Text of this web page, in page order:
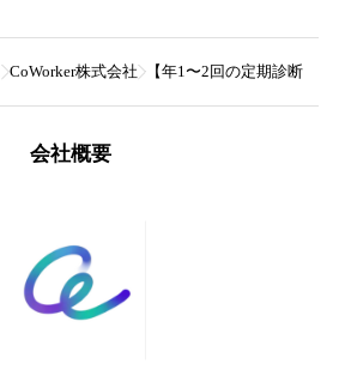
CoWorker株式会社 【年1〜2回の定期診断を
会社概要